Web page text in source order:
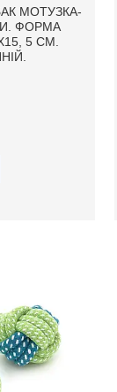
МОТУЗКА-
ФОРМА
5 СМ.